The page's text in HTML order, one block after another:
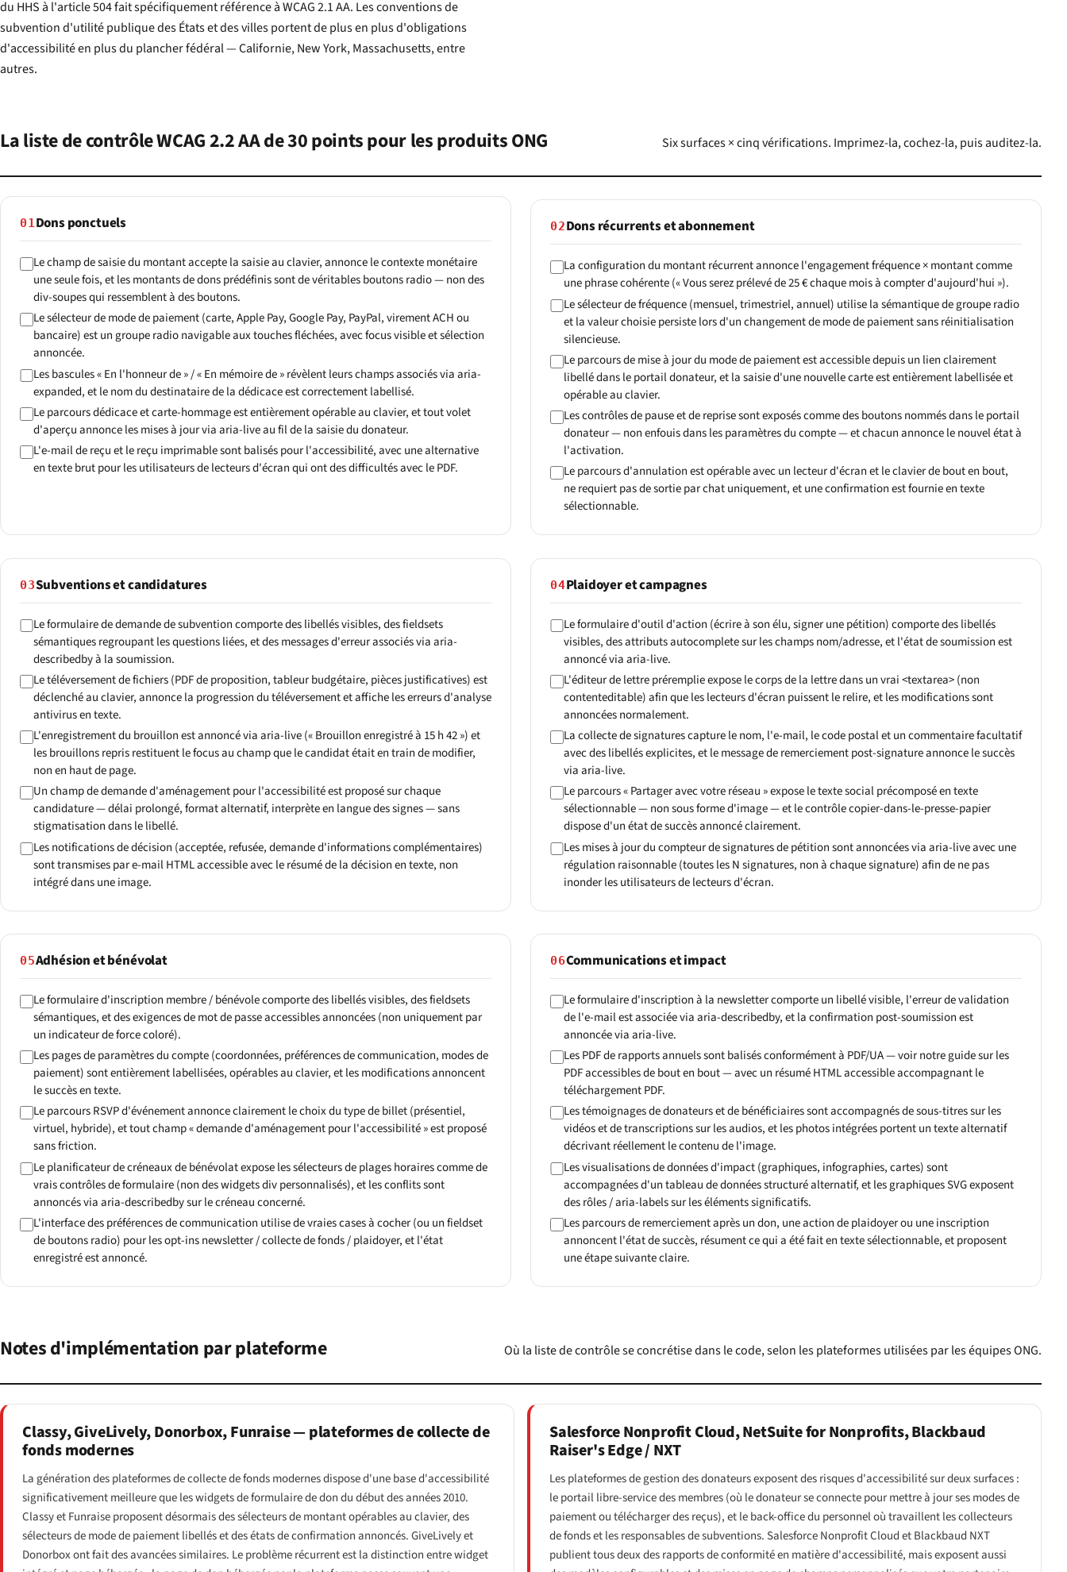
du HHS à l'article 504 fait spécifiquement référence à WCAG 2.1 AA. Les conventions de
subvention d'utilité publique des États et des villes portent de plus en plus d'obligations
d'accessibilité en plus du plancher fédéral — Californie, New York, Massachusetts, entre
autres.
La liste de contrôle WCAG 2.2 AA de 30 points pour les produits ONG Six surfaces × cinq vérifications. Imprimez-la, cochez-la, puis auditez-la.
01Dons ponctuels
Le champ de saisie du montant accepte la saisie au clavier, annonce le contexte monétaire
une seule fois, et les montants de dons prédéfinis sont de véritables boutons radio — non des
div-soupes qui ressemblent à des boutons.
Le sélecteur de mode de paiement (carte, Apple Pay, Google Pay, PayPal, virement ACH ou
bancaire) est un groupe radio navigable aux touches fléchées, avec focus visible et sélection
annoncée.
Les bascules « En l'honneur de » / « En mémoire de » révèlent leurs champs associés via aria-
expanded, et le nom du destinataire de la dédicace est correctement labellisé.
Le parcours dédicace et carte-hommage est entièrement opérable au clavier, et tout volet
d'aperçu annonce les mises à jour via aria-live au fil de la saisie du donateur.
L'e-mail de reçu et le reçu imprimable sont balisés pour l'accessibilité, avec une alternative
en texte brut pour les utilisateurs de lecteurs d'écran qui ont des difficultés avec le PDF.
02Dons récurrents et abonnement
La configuration du montant récurrent annonce l'engagement fréquence × montant comme
une phrase cohérente (« Vous serez prélevé de 25 € chaque mois à compter d'aujourd'hui »).
Le sélecteur de fréquence (mensuel, trimestriel, annuel) utilise la sémantique de groupe radio
et la valeur choisie persiste lors d'un changement de mode de paiement sans réinitialisation
silencieuse.
Le parcours de mise à jour du mode de paiement est accessible depuis un lien clairement
libellé dans le portail donateur, et la saisie d'une nouvelle carte est entièrement labellisée et
opérable au clavier.
Les contrôles de pause et de reprise sont exposés comme des boutons nommés dans le portail
donateur — non enfouis dans les paramètres du compte — et chacun annonce le nouvel état à
l'activation.
Le parcours d'annulation est opérable avec un lecteur d'écran et le clavier de bout en bout,
ne requiert pas de sortie par chat uniquement, et une confirmation est fournie en texte
sélectionnable.
03Subventions et candidatures
Le formulaire de demande de subvention comporte des libellés visibles, des fieldsets
sémantiques regroupant les questions liées, et des messages d'erreur associés via aria-
describedby à la soumission.
Le téléversement de fichiers (PDF de proposition, tableur budgétaire, pièces justificatives) est
déclenché au clavier, annonce la progression du téléversement et affiche les erreurs d'analyse
antivirus en texte.
L'enregistrement du brouillon est annoncé via aria-live (« Brouillon enregistré à 15 h 42 ») et
les brouillons repris restituent le focus au champ que le candidat était en train de modifier,
non en haut de page.
Un champ de demande d'aménagement pour l'accessibilité est proposé sur chaque
candidature — délai prolongé, format alternatif, interprète en langue des signes — sans
stigmatisation dans le libellé.
Les notifications de décision (acceptée, refusée, demande d'informations complémentaires)
sont transmises par e-mail HTML accessible avec le résumé de la décision en texte, non
intégré dans une image.
04Plaidoyer et campagnes
Le formulaire d'outil d'action (écrire à son élu, signer une pétition) comporte des libellés
visibles, des attributs autocomplete sur les champs nom/adresse, et l'état de soumission est
annoncé via aria-live.
L'éditeur de lettre préremplie expose le corps de la lettre dans un vrai <textarea> (non
contenteditable) afin que les lecteurs d'écran puissent le relire, et les modifications sont
annoncées normalement.
La collecte de signatures capture le nom, l'e-mail, le code postal et un commentaire facultatif
avec des libellés explicites, et le message de remerciement post-signature annonce le succès
via aria-live.
Le parcours « Partager avec votre réseau » expose le texte social précomposé en texte
sélectionnable — non sous forme d'image — et le contrôle copier-dans-le-presse-papier
dispose d'un état de succès annoncé clairement.
Les mises à jour du compteur de signatures de pétition sont annoncées via aria-live avec une
régulation raisonnable (toutes les N signatures, non à chaque signature) afin de ne pas
inonder les utilisateurs de lecteurs d'écran.
05Adhésion et bénévolat
Le formulaire d'inscription membre / bénévole comporte des libellés visibles, des fieldsets
sémantiques, et des exigences de mot de passe accessibles annoncées (non uniquement par
un indicateur de force coloré).
Les pages de paramètres du compte (coordonnées, préférences de communication, modes de
paiement) sont entièrement labellisées, opérables au clavier, et les modifications annoncent
le succès en texte.
Le parcours RSVP d'événement annonce clairement le choix du type de billet (présentiel,
virtuel, hybride), et tout champ « demande d'aménagement pour l'accessibilité » est proposé
sans friction.
Le planificateur de créneaux de bénévolat expose les sélecteurs de plages horaires comme de
vrais contrôles de formulaire (non des widgets div personnalisés), et les conflits sont
annoncés via aria-describedby sur le créneau concerné.
L'interface des préférences de communication utilise de vraies cases à cocher (ou un fieldset
de boutons radio) pour les opt-ins newsletter / collecte de fonds / plaidoyer, et l'état
enregistré est annoncé.
06Communications et impact
Le formulaire d'inscription à la newsletter comporte un libellé visible, l'erreur de validation
de l'e-mail est associée via aria-describedby, et la confirmation post-soumission est
annoncée via aria-live.
Les PDF de rapports annuels sont balisés conformément à PDF/UA — voir notre guide sur les
PDF accessibles de bout en bout — avec un résumé HTML accessible accompagnant le
téléchargement PDF.
Les témoignages de donateurs et de bénéficiaires sont accompagnés de sous-titres sur les
vidéos et de transcriptions sur les audios, et les photos intégrées portent un texte alternatif
décrivant réellement le contenu de l'image.
Les visualisations de données d'impact (graphiques, infographies, cartes) sont
accompagnées d'un tableau de données structuré alternatif, et les graphiques SVG exposent
des rôles / aria-labels sur les éléments significatifs.
Les parcours de remerciement après un don, une action de plaidoyer ou une inscription
annoncent l'état de succès, résument ce qui a été fait en texte sélectionnable, et proposent
une étape suivante claire.
Notes d'implémentation par plateforme Où la liste de contrôle se concrétise dans le code, selon les plateformes utilisées par les équipes ONG.
Classy, GiveLively, Donorbox, Funraise — plateformes de collecte de
fonds modernes
La génération des plateformes de collecte de fonds modernes dispose d'une base d'accessibilité
significativement meilleure que les widgets de formulaire de don du début des années 2010.
Classy et Funraise proposent désormais des sélecteurs de montant opérables au clavier, des
sélecteurs de mode de paiement libellés et des états de confirmation annoncés. GiveLively et
Donorbox ont fait des avancées similaires. Le problème récurrent est la distinction entre widget
Salesforce Nonprofit Cloud, NetSuite for Nonprofits, Blackbaud
Raiser's Edge / NXT
Les plateformes de gestion des donateurs exposent des risques d'accessibilité sur deux surfaces :
le portail libre-service des membres (où le donateur se connecte pour mettre à jour ses modes de
paiement ou télécharger des reçus), et le back-office du personnel où travaillent les collecteurs
de fonds et les responsables de subventions. Salesforce Nonprofit Cloud et Blackbaud NXT
publient tous deux des rapports de conformité en matière d'accessibilité, mais exposent aussi